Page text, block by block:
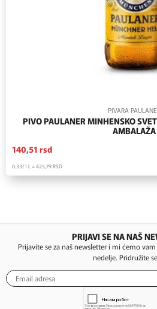
PIVARA
PIVO PAULANER MINHENSKO
AMBALAŽA
140,51 rsd
0.33/1 L = 425,79RSD
PRIJAVI SE NA NAŠ
Prijavite se za naš newsletter i mi ćemo
nedelje. Pridružite